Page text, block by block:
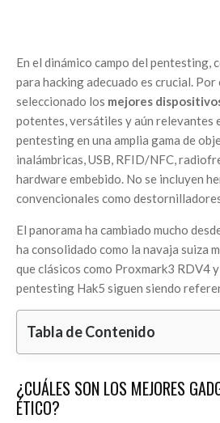
En el dinámico campo del pentesting,
para hacking adecuado es crucial. Por
seleccionado los mejores
potentes, versátiles y aún relevantes
pentesting en una amplia gama de
inalámbricas, USB, RFID/NFC,
hardware embebido. No se incluyen
convencionales como
El panorama ha cambiado mucho
ha consolidado como la navaja suiza
que clásicos como Proxmark3 RDV4
pentesting Hak5 siguen siendo
Tabla de Contenido
¿CUÁLES SON LOS MEJORES
ÉTICO?